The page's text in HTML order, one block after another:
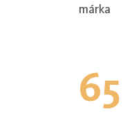
márka
65